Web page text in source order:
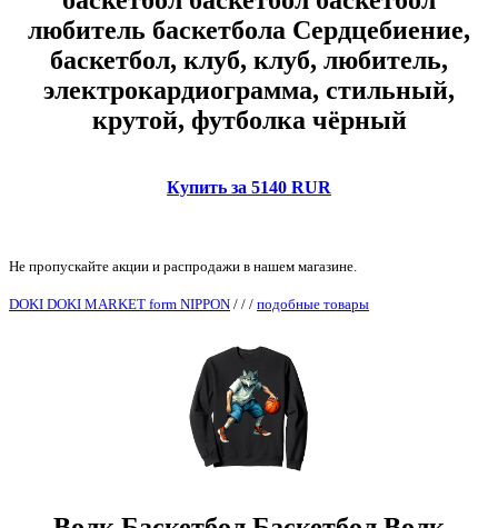
любитель баскетбола Сердцебиение,
баскетбол, клуб, клуб, любитель,
электрокардиограмма, стильный,
крутой, футболка чёрный
Купить за 5140 RUR
Не пропускайте акции и распродажи в нашем магазине.
DOKI DOKI MARKET form NIPPON / / / подобные товары